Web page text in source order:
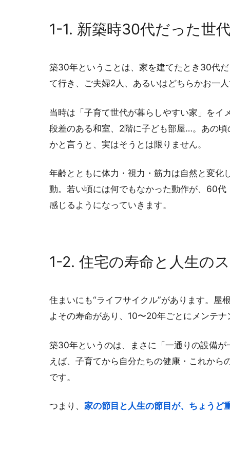
1-1. 新築時30代だった世
築30年ということは、家を建てたとき30代
て行き、ご夫婦2人、あるいはどちらかお一
当時は「子育て世代が暮らしやすい家」を
段差のある和室、2階に子ども部屋…。あの
かと言うと、実はそうとは限りません。
年齢とともに体力・視力・筋力は自然と変
動。若い頃には何でもなかった動作が、60
感じるようになっていきます。
1-2. 住宅の寿命と人生の
住まいにも“ライフサイクル”があります。
よその寿命があり、10〜20年ごとにメンテ
築30年というのは、まさに「一通りの設備
えば、子育てから自分たちの健康・これから
です。
つまり、家の節目と人生の節目が、ちょうど